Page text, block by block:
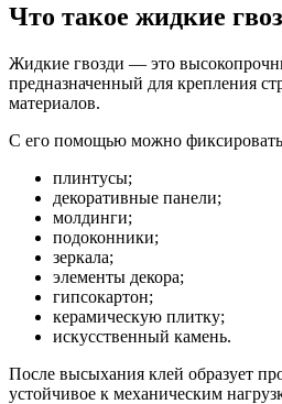
Что такое жидкие
Жидкие гвозди — это
предназначенный для крепления
материалов.
С его помощью можно
плинтусы;
декоративные панели;
молдинги;
подоконники;
зеркала;
элементы декора;
гипсокартон;
керамическую плитку;
искусственный камень.
После высыхания клей образует
устойчивое к механическим